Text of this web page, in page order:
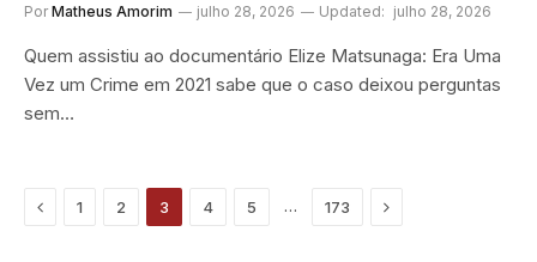
Por Matheus Amorim julho 28, 2026 Updated: julho 28, 2026
Quem assistiu ao documentário Elize Matsunaga: Era Uma
Vez um Crime em 2021 sabe que o caso deixou perguntas
sem…
Previous
1 2 3 4 5 … 173 Próximo